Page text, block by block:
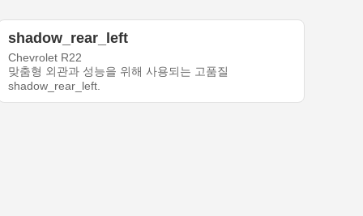
shadow_rear_left
Chevrolet R22
맞춤형 외관과 성능을 위해 사용되는 고품질
shadow_rear_left.